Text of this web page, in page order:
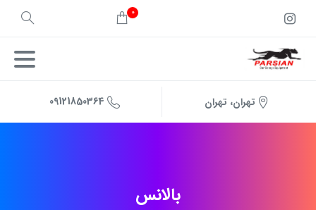
0
تهران، تهران 09121850364
بالانس